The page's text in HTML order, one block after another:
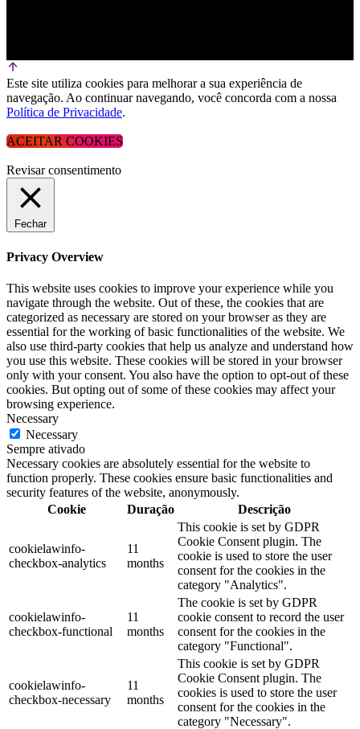
Este site utiliza cookies para melhorar a sua experiência de
navegação. Ao continuar navegando, você concorda com a nossa
Política de Privacidade.
ACEITAR COOKIES
Revisar consentimento
Fechar
Privacy Overview
This website uses cookies to improve your experience while you
navigate through the website. Out of these, the cookies that are
categorized as necessary are stored on your browser as they are
essential for the working of basic functionalities of the website. We
also use third-party cookies that help us analyze and understand how
you use this website. These cookies will be stored in your browser
only with your consent. You also have the option to opt-out of these
cookies. But opting out of some of these cookies may affect your
browsing experience.
Necessary
Necessary
Sempre ativado
Necessary cookies are absolutely essential for the website to
function properly. These cookies ensure basic functionalities and
security features of the website, anonymously.
Cookie
Duração Descrição
cookielawinfo-
checkbox-analytics
11
months
This cookie is set by GDPR
Cookie Consent plugin. The
cookie is used to store the user
consent for the cookies in the
category "Analytics".
cookielawinfo-
checkbox-functional
11
months
The cookie is set by GDPR
cookie consent to record the user
consent for the cookies in the
category "Functional".
cookielawinfo-
checkbox-necessary
11
months
This cookie is set by GDPR
Cookie Consent plugin. The
cookies is used to store the user
consent for the cookies in the
category "Necessary".